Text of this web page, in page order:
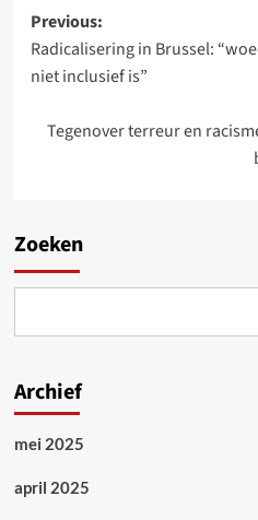
Post
navigation
Previous:
Radicalisering in Brussel:
niet inclusief is”
Tegenover terreur en
Zoeken
Archief
mei 2025
april 2025